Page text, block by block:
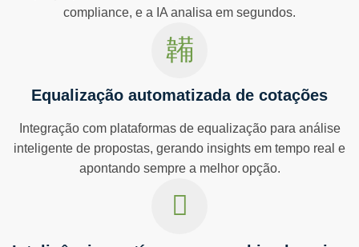
compliance, e a IA analisa em segundos.
Equalização automatizada de cotações
Integração com plataformas de equalização para análise
inteligente de propostas, gerando insights em tempo real e
apontando sempre a melhor opção.